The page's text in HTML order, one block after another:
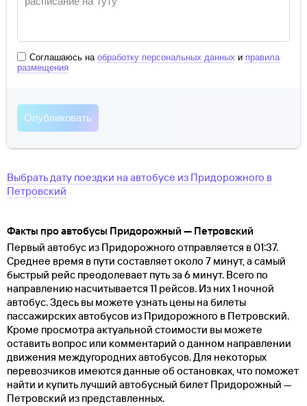
Соглашаюсь на обработку персональных данных и правила
размещения
Выбрать дату поездки на автобусе из Придорожного в
Петровский
Факты про автобусы Придорожный — Петровский
Первый автобус из Придорожного отправляется в 01:37.
Среднее время в пути составляет около 7 минут, а самый
быстрый рейс преодолевает путь за 6 минут. Всего по
направлению насчитывается 11 рейсов. Из них 1 ночной
автобус. Здесь вы можете узнать цены на билеты
пассажирских автобусов из Придорожного в Петровский.
Кроме просмотра актуальной стоимости вы можете
оставить вопрос или комментарий о данном направлении
движения междугородних автобусов. Для некоторых
перевозчиков имеются данные об остановках, что поможет
найти и купить лучший автобусный билет Придорожный —
Петровский из представленных.